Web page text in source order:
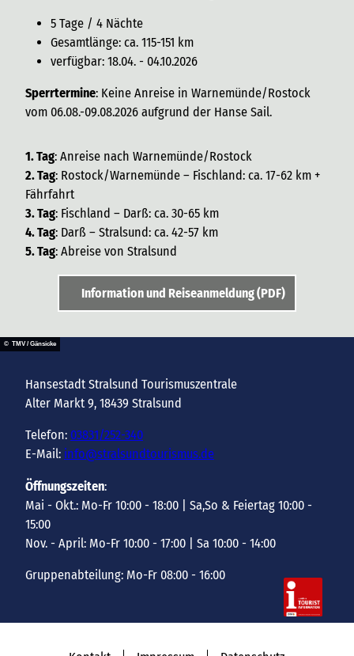
5 Tage / 4 Nächte
Gesamtlänge: ca. 115-151 km
verfügbar: 18.04. - 04.10.2026
Sperrtermine: Keine Anreise in Warnemünde/Rostock
vom 06.08.-09.08.2026 aufgrund der Hanse Sail.
1. Tag: Anreise nach Warnemünde/Rostock
2. Tag: Rostock/Warnemünde – Fischland: ca. 17-62 km +
Fährfahrt
3. Tag: Fischland – Darß: ca. 30-65 km
4. Tag: Darß – Stralsund: ca. 42-57 km
5. Tag: Abreise von Stralsund
Information und Reiseanmeldung (PDF)
© TMV / Gänsicke
Hansestadt Stralsund Tourismuszentrale
Alter Markt 9, 18439 Stralsund
Telefon: 03831/252-340
E-Mail: info@stralsundtourismus.de
Öffnungszeiten:
Mai - Okt.: Mo-Fr 10:00 - 18:00 | Sa,So & Feiertag 10:00 -
15:00
Nov. - April: Mo-Fr 10:00 - 17:00 | Sa 10:00 - 14:00
Gruppenabteilung: Mo-Fr 08:00 - 16:00